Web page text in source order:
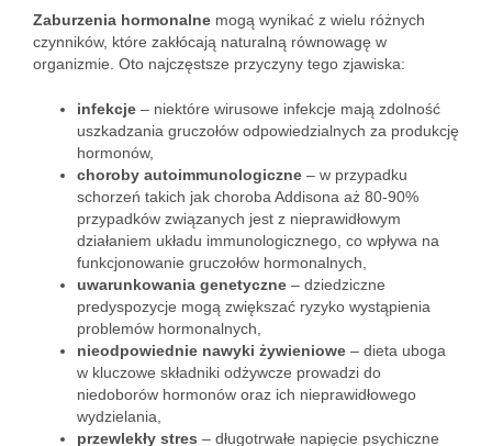
Zaburzenia hormonalne mogą wynikać z wielu różnych
czynników, które zakłócają naturalną równowagę w
organizmie. Oto najczęstsze przyczyny tego zjawiska:
infekcje – niektóre wirusowe infekcje mają zdolność
uszkadzania gruczołów odpowiedzialnych za produkcję
hormonów,
choroby autoimmunologiczne – w przypadku
schorzeń takich jak choroba Addisona aż 80-90%
przypadków związanych jest z nieprawidłowym
działaniem układu immunologicznego, co wpływa na
funkcjonowanie gruczołów hormonalnych,
uwarunkowania genetyczne – dziedziczne
predyspozycje mogą zwiększać ryzyko wystąpienia
problemów hormonalnych,
nieodpowiednie nawyki żywieniowe – dieta uboga
w kluczowe składniki odżywcze prowadzi do
niedoborów hormonów oraz ich nieprawidłowego
wydzielania,
przewlekły stres – długotrwałe napięcie psychiczne